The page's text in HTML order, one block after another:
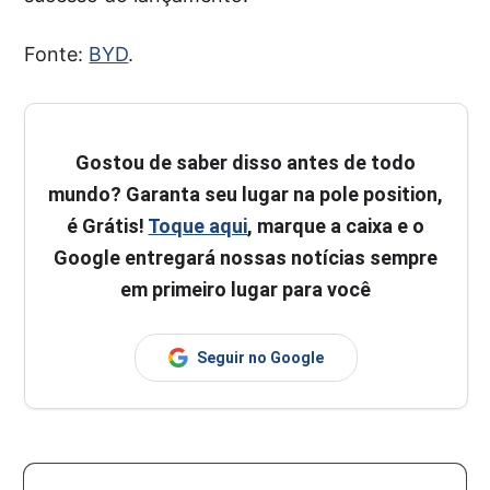
Fonte: BYD.
Gostou de saber disso antes de todo
mundo? Garanta seu lugar na pole position,
é Grátis! Toque aqui, marque a caixa e o
Google entregará nossas notícias sempre
em primeiro lugar para você
Seguir no Google